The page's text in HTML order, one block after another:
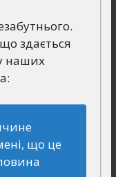
здається
наших
що це